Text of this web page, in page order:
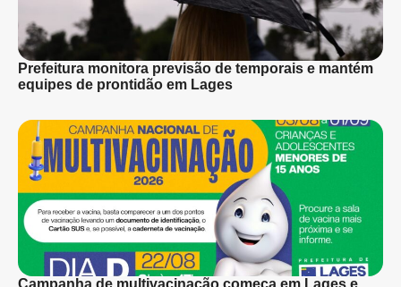
Prefeitura monitora previsão de temporais e mantém
equipes de prontidão em Lages